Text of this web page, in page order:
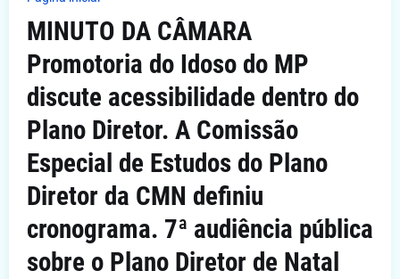
MINUTO DA CÂMARA
Promotoria do Idoso do MP
discute acessibilidade dentro do
Plano Diretor. A Comissão
Especial de Estudos do Plano
Diretor da CMN definiu
cronograma. 7ª audiência pública
sobre o Plano Diretor de Natal